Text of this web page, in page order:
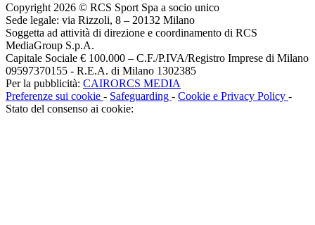
Copyright 2026 © RCS Sport Spa a socio unico
Sede legale: via Rizzoli, 8 – 20132 Milano
Soggetta ad attività di direzione e coordinamento di RCS
MediaGroup S.p.A.
Capitale Sociale € 100.000 – C.F./P.IVA/Registro Imprese di Milano
09597370155 - R.E.A. di Milano 1302385
Per la pubblicità: CAIRORCS MEDIA
Preferenze sui cookie - Safeguarding - Cookie e Privacy Policy -
Stato del consenso ai cookie: